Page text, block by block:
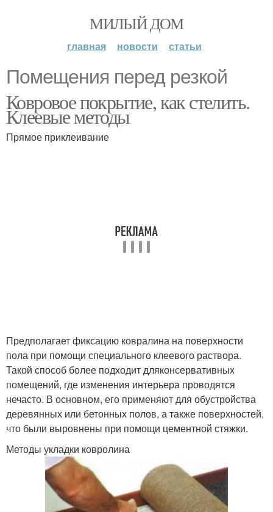
МИЛЫЙ ДОМ
главная новости статьи
Помещения перед резкой
Ковровое покрытие, как стелить.
Клеевые методы
Прямое приклеивание
Предполагает фиксацию ковралина на поверхности
пола при помощи специального клеевого раствора.
Такой способ более подходит дляконсервативных
помещений, где изменения интерьера проводятся
нечасто. В основном, его применяют для обустройства
деревянных или бетонных полов, а также поверхностей,
что были выровнены при помощи цементной стяжки.
Методы укладки ковролина